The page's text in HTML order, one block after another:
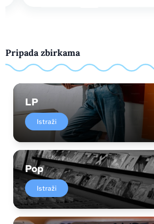
Pripada zbirkama
LP
Istraži
Pop
Istraži